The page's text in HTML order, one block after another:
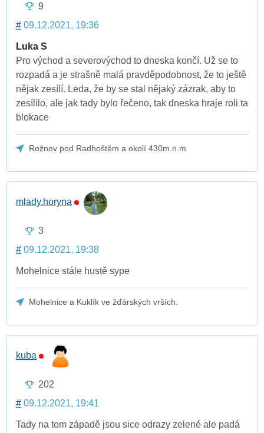
9
# 09.12.2021, 19:36
Luka S
Pro východ a severovýchod to dneska končí. Už se to
rozpadá a je strašně malá pravděpodobnost, že to ještě
nějak zesílí. Leda, že by se stal nějaký zázrak, aby to
zesílilo, ale jak tady bylo řečeno, tak dneska hraje roli ta
blokace
Rožnov pod Radhoštěm a okolí 430m.n.m
mlady.horyna
3
# 09.12.2021, 19:38
Mohelnice stále hustě sype
Mohelnice a Kuklík ve žďárských vrších.
kuba
202
# 09.12.2021, 19:41
Tady na tom západě jsou sice odrazy zelené ale padá